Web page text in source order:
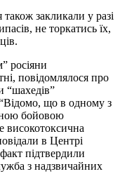
закликали у разі
не торкатись їх,
росіяни
повідомлялося про
“шахедів”
що в одному з
бойовою
високотоксична
в Центрі
підтвердили
з надзвичайних